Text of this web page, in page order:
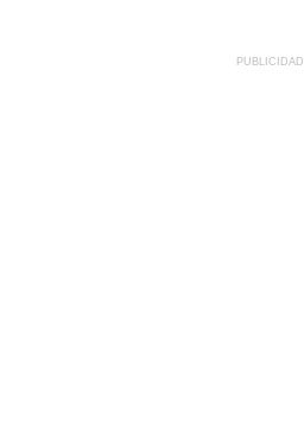
PUBLICIDAD